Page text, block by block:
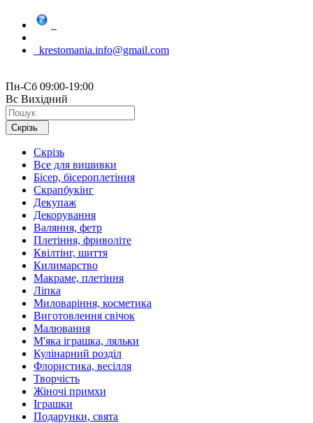
krestomania.info@gmail.com
Пн-Сб 09:00-19:00
Вс Вихідний
Скрізь
Скрізь
Все для вишивки
Бісер, бісероплетіння
Скрапбукінг
Декупаж
Декорування
Валяння, фетр
Плетіння, фриволіте
Квілтінг, шиття
Килимарство
Макраме, плетіння
Ліпка
Миловаріння, косметика
Виготовлення свічок
Малювання
М'яка іграшка, ляльки
Кулінарний розділ
Флористика, весілля
Творчість
Жіночі примхи
Іграшки
Подарунки, свята